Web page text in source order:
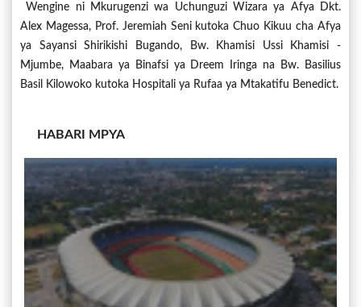
Wengine ni Mkurugenzi wa Uchunguzi Wizara ya Afya Dkt.
Alex Magessa, Prof. Jeremiah Seni kutoka Chuo Kikuu cha Afya
ya Sayansi Shirikishi Bugando, Bw. Khamisi Ussi Khamisi -
Mjumbe, Maabara ya Binafsi ya Dreem Iringa na Bw. Basilius
Basil Kilowoko kutoka Hospitali ya Rufaa ya Mtakatifu Benedict.
HABARI MPYA